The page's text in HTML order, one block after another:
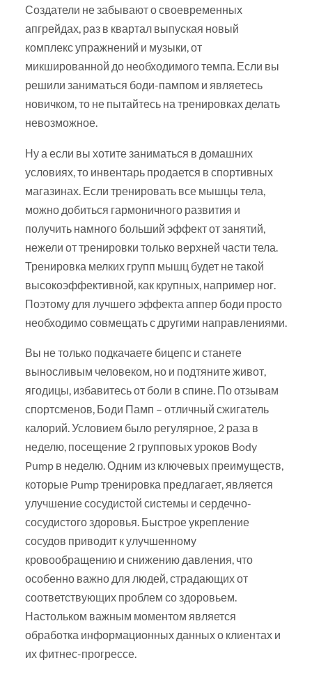
Создатели не забывают о своевременных
апгрейдах, раз в квартал выпуская новый
комплекс упражнений и музыки, от
микшированной до необходимого темпа. Если вы
решили заниматься боди-пампом и являетесь
новичком, то не пытайтесь на тренировках делать
невозможное.
Ну а если вы хотите заниматься в домашних
условиях, то инвентарь продается в спортивных
магазинах. Если тренировать все мышцы тела,
можно добиться гармоничного развития и
получить намного больший эффект от занятий,
нежели от тренировки только верхней части тела.
Тренировка мелких групп мышц будет не такой
высокоэффективной, как крупных, например ног.
Поэтому для лучшего эффекта аппер боди просто
необходимо совмещать с другими направлениями.
Вы не только подкачаете бицепс и станете
выносливым человеком, но и подтяните живот,
ягодицы, избавитесь от боли в спине. По отзывам
спортсменов, Боди Памп – отличный сжигатель
калорий. Условием было регулярное, 2 раза в
неделю, посещение 2 групповых уроков Body
Pump в неделю. Одним из ключевых преимуществ,
которые Pump тренировка предлагает, является
улучшение сосудистой системы и сердечно-
сосудистого здоровья. Быстрое укрепление
сосудов приводит к улучшенному
кровообращению и снижению давления, что
особенно важно для людей, страдающих от
соответствующих проблем со здоровьем.
Настольком важным моментом является
обработка информационных данных о клиентах и
их фитнес-прогрессе.